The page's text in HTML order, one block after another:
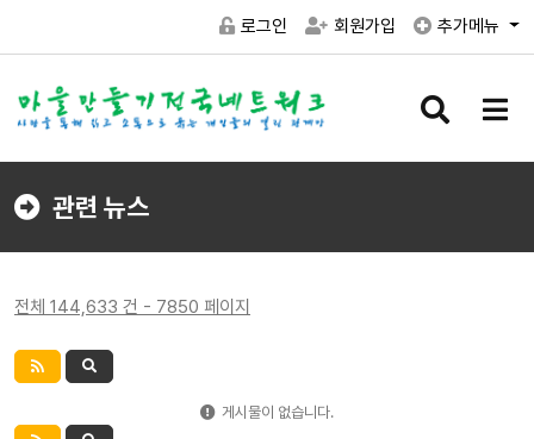
로그인 회원가입 추가메뉴
검
버
메
버
관련 뉴스
전체 144,633 건 - 7850 페이지
게시물이 없습니다.